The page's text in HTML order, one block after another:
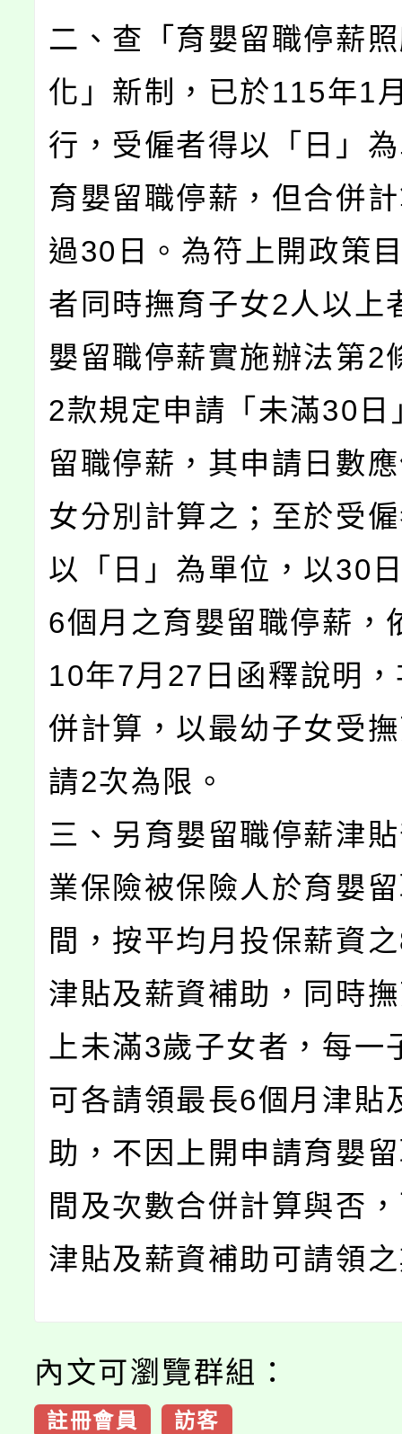
二、查「育嬰留職停薪
化」新制，已於115年1
行，受僱者得以「日」
育嬰留職停薪，但合併
過30日。為符上開政策
者同時撫育子女2人以上
嬰留職停薪實施辦法第2
2款規定申請「未滿30日
留職停薪，其申請日數
女分別計算之；至於受
以「日」為單位，以30
6個月之育嬰留職停薪，
10年7月27日函釋說明
併計算，以最幼子女受
請2次為限。
三、另育嬰留職停薪津
業保險被保險人於育嬰
間，按平均月投保薪資
津貼及薪資補助，同時
上未滿3歲子女者，每一
可各請領最長6個月津貼
助，不因上開申請育嬰
間及次數合併計算與否
津貼及薪資補助可請領
內文可瀏覽群組：
註冊會員 訪客